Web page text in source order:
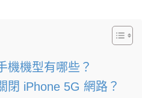
機機型有哪些？
閉 iPhone 5G 網路？